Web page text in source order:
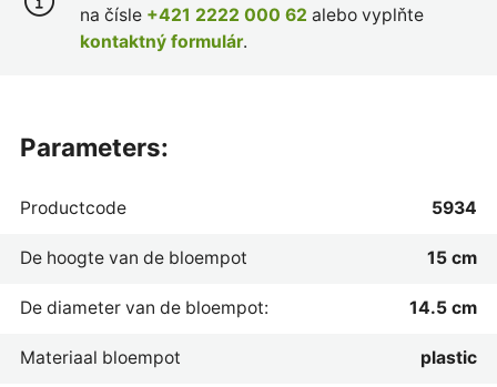
na čísle +421 2222 000 62 alebo vyplňte
kontaktný formulár.
parameters:
Productcode 5934
De hoogte van de bloempot 15 cm
De diameter van de bloempot: 14.5 cm
Materiaal bloempot plastic